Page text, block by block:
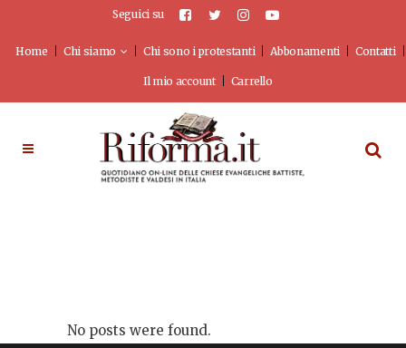
Seguici su
Home Chi siamo Chi sono i protestanti Abbonamenti Contatti
Il mio account Carrello
No posts were found.